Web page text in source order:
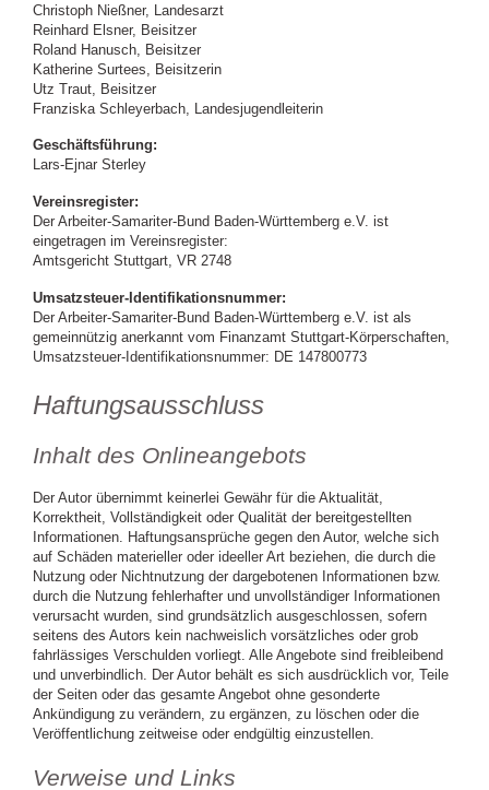
Christoph Nießner, Landesarzt
Reinhard Elsner, Beisitzer
Roland Hanusch, Beisitzer
Katherine Surtees, Beisitzerin
Utz Traut, Beisitzer
Franziska Schleyerbach, Landesjugendleiterin
Geschäftsführung:
Lars-Ejnar Sterley
Vereinsregister:
Der Arbeiter-Samariter-Bund Baden-Württemberg e.V. ist
eingetragen im Vereinsregister:
Amtsgericht Stuttgart, VR 2748
Umsatzsteuer-Identifikationsnummer:
Der Arbeiter-Samariter-Bund Baden-Württemberg e.V. ist als
gemeinnützig anerkannt vom Finanzamt Stuttgart-Körperschaften,
Umsatzsteuer-Identifikationsnummer: DE 147800773
Haftungsausschluss
Inhalt des Onlineangebots
Der Autor übernimmt keinerlei Gewähr für die Aktualität,
Korrektheit, Vollständigkeit oder Qualität der bereitgestellten
Informationen. Haftungsansprüche gegen den Autor, welche sich
auf Schäden materieller oder ideeller Art beziehen, die durch die
Nutzung oder Nichtnutzung der dargebotenen Informationen bzw.
durch die Nutzung fehlerhafter und unvollständiger Informationen
verursacht wurden, sind grundsätzlich ausgeschlossen, sofern
seitens des Autors kein nachweislich vorsätzliches oder grob
fahrlässiges Verschulden vorliegt. Alle Angebote sind freibleibend
und unverbindlich. Der Autor behält es sich ausdrücklich vor, Teile
der Seiten oder das gesamte Angebot ohne gesonderte
Ankündigung zu verändern, zu ergänzen, zu löschen oder die
Veröffentlichung zeitweise oder endgültig einzustellen.
Verweise und Links